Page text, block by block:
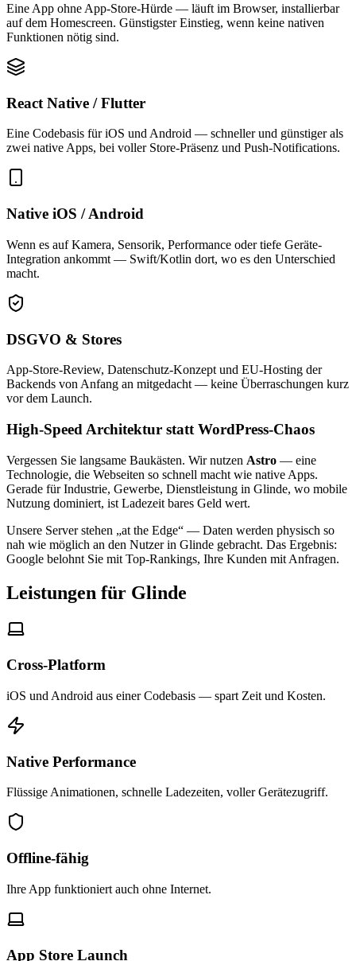
Eine App ohne App-Store-Hürde — läuft im Browser, installierbar
auf dem Homescreen. Günstigster Einstieg, wenn keine nativen
Funktionen nötig sind.
React Native / Flutter
Eine Codebasis für iOS und Android — schneller und günstiger als
zwei native Apps, bei voller Store-Präsenz und Push-Notifications.
Native iOS / Android
Wenn es auf Kamera, Sensorik, Performance oder tiefe Geräte-
Integration ankommt — Swift/Kotlin dort, wo es den Unterschied
macht.
DSGVO & Stores
App-Store-Review, Datenschutz-Konzept und EU-Hosting der
Backends von Anfang an mitgedacht — keine Überraschungen kurz
vor dem Launch.
High-Speed Architektur statt WordPress-Chaos
Vergessen Sie langsame Baukästen. Wir nutzen Astro — eine
Technologie, die Webseiten so schnell macht wie native Apps.
Gerade für Industrie, Gewerbe, Dienstleistung in Glinde, wo mobile
Nutzung dominiert, ist Ladezeit bares Geld wert.
Unsere Server stehen „at the Edge“ — Daten werden physisch so
nah wie möglich an den Nutzer in Glinde gebracht. Das Ergebnis:
Google belohnt Sie mit Top-Rankings, Ihre Kunden mit Anfragen.
Leistungen für Glinde
Cross-Platform
iOS und Android aus einer Codebasis — spart Zeit und Kosten.
Native Performance
Flüssige Animationen, schnelle Ladezeiten, voller Gerätezugriff.
Offline-fähig
Ihre App funktioniert auch ohne Internet.
App Store Launch